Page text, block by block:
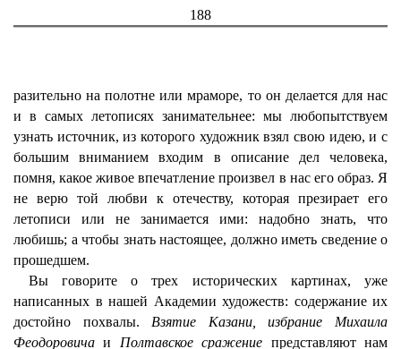
188
разительно на полотне или мраморе, то он делается для нас
и в самых летописях занимательнее: мы любопытствуем
узнать источник, из которого художник взял свою идею, и с
большим вниманием входим в описание дел человека,
помня, какое живое впечатление произвел в нас его образ. Я
не верю той любви к отечеству, которая презирает его
летописи или не занимается ими: надобно знать, что
любишь; а чтобы знать настоящее, должно иметь сведение о
прошедшем.
Вы говорите о трех исторических картинах, уже
написанных в нашей Академии художеств: содержание их
достойно похвалы. Взятие Казани, избрание Михаила
Феодоровича и Полтавское сражение представляют нам